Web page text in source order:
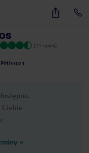
23
(21 opinii)
PMI33021
»